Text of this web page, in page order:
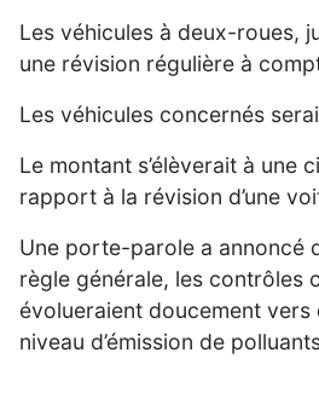
Les véhicules à deux-roues,
une révision régulière à
Les véhicules concernés
Le montant s’élèverait à une
rapport à la révision d’une
Une porte-parole a annoncé
règle générale, les contrôles
évolueraient doucement
niveau d’émission de